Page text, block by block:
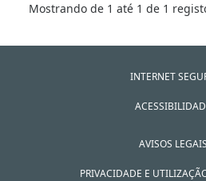
Mostrando de 1 até 1 de 1
INTERNET
AVISOS LEGAIS
PRIVACIDADE E